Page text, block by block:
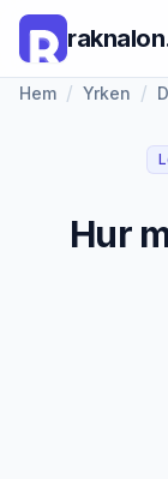
Hem / Yrken /
Hur